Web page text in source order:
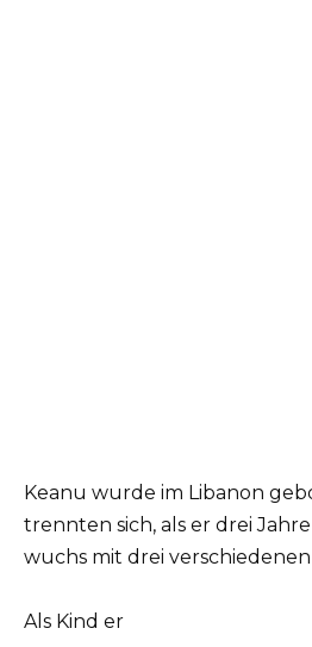
Keanu wurde im Libanon
trennten sich, als er drei
wuchs mit drei
Als Kind er